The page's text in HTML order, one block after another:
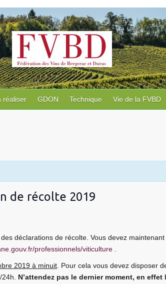
réaliser GDON Technique Vie de la FVBD
de récolte 2019
déclarations de récolte. Vous devez
professionnels/viticulture
2019 à minuit . Pour cela vous devez disposer
N’attendez pas le dernier moment, en